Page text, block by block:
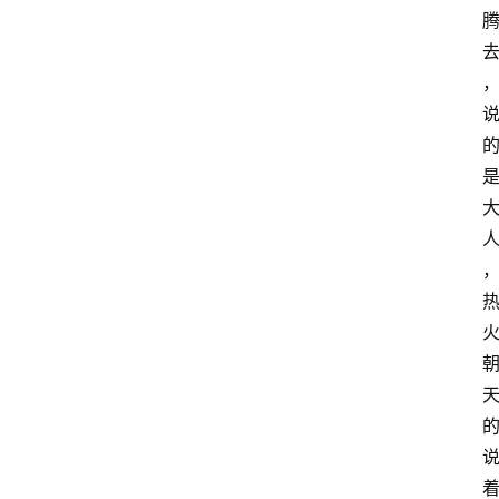
腾
去
，
说
的
是
大
人
，
热
火
朝
天
的
说
着